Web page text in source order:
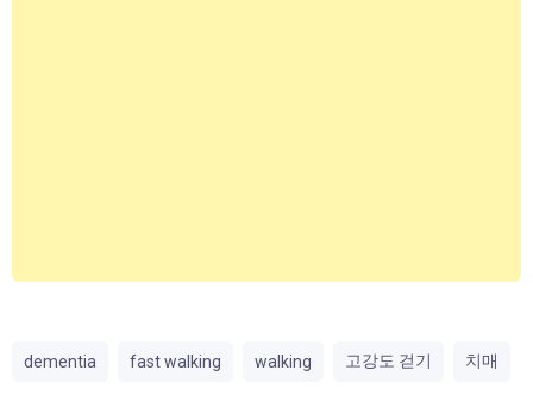
dementia fast walking walking 고강도 걷기 치매